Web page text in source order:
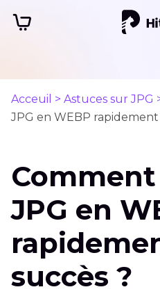
Acceuil > Astuces sur JPG
JPG en WEBP rapidement
JPG en
succès ?